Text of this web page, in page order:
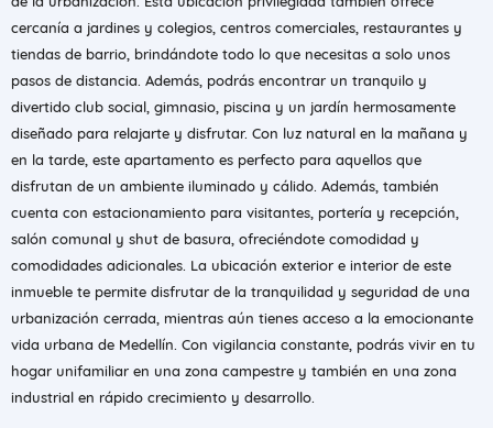
cercanía a jardines y colegios, centros comerciales, restaurantes y
tiendas de barrio, brindándote todo lo que necesitas a solo unos
pasos de distancia. Además, podrás encontrar un tranquilo y
divertido club social, gimnasio, piscina y un jardín hermosamente
diseñado para relajarte y disfrutar. Con luz natural en la mañana y
en la tarde, este apartamento es perfecto para aquellos que
disfrutan de un ambiente iluminado y cálido. Además, también
cuenta con estacionamiento para visitantes, portería y recepción,
salón comunal y shut de basura, ofreciéndote comodidad y
comodidades adicionales. La ubicación exterior e interior de este
inmueble te permite disfrutar de la tranquilidad y seguridad de una
urbanización cerrada, mientras aún tienes acceso a la emocionante
vida urbana de Medellín. Con vigilancia constante, podrás vivir en tu
hogar unifamiliar en una zona campestre y también en una zona
industrial en rápido crecimiento y desarrollo.